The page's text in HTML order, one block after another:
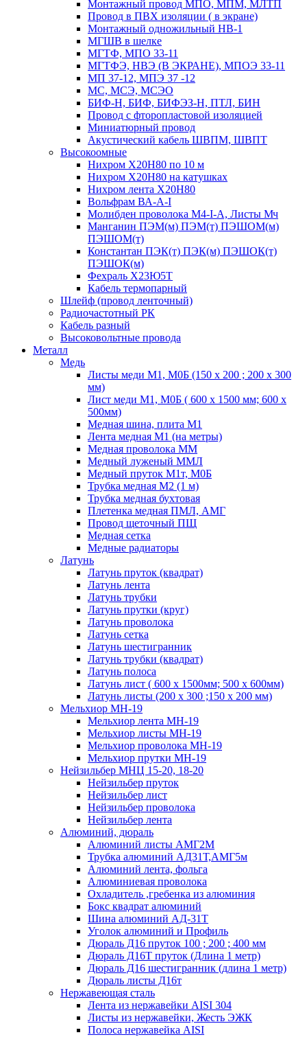
Монтажный провод МПО, МПМ, МЛТП
Провод в ПВХ изоляции ( в экране)
Монтажный одножильный HB-1
МГШВ в шелке
МГТФ, МПО 33-11
МГТФЭ, НВЭ (В ЭКРАНЕ), МПОЭ 33-11
МП 37-12, МПЭ 37 -12
МС, МСЭ, МСЭО
БИФ-Н, БИФ, БИФЭЗ-Н, ПТЛ, БИН
Провод с фторопластовой изоляцией
Миниатюрный провод
Акустический кабель ШВПМ, ШВПТ
Высокоомные
Нихром Х20Н80 по 10 м
Нихром Х20Н80 на катушках
Нихром лента Х20Н80
Вольфрам ВА-А-I
Молибден проволока М4-I-А, Листы Мч
Манганин ПЭМ(м) ПЭМ(т) ПЭШОМ(м)
ПЭШОМ(т)
Константан ПЭК(т) ПЭК(м) ПЭШОК(т)
ПЭШОК(м)
Фехраль Х23Ю5Т
Кабель термопарный
Шлейф (провод ленточный)
Радиочастотный РК
Кабель разный
Высоковольтные провода
Металл
Медь
Листы меди М1, М0Б (150 х 200 ; 200 х 300
мм)
Лист меди М1, М0Б ( 600 х 1500 мм; 600 х
500мм)
Медная шина, плита М1
Лента медная М1 (на метры)
Медная проволока ММ
Медный луженый ММЛ
Медный пруток М1т, М0Б
Трубка медная М2 (1 м)
Трубка медная бухтовая
Плетенка медная ПМЛ, АМГ
Провод щеточный ПЩ
Медная сетка
Медные радиаторы
Латунь
Латунь пруток (квадрат)
Латунь лента
Латунь трубки
Латунь прутки (круг)
Латунь проволока
Латунь сетка
Латунь шестигранник
Латунь трубки (квадрат)
Латунь полоса
Латунь лист ( 600 х 1500мм; 500 х 600мм)
Латунь листы (200 х 300 ;150 х 200 мм)
Мельхиор МН-19
Мельхиор лента МН-19
Мельхиор листы МН-19
Мельхиор проволока МН-19
Мельхиор прутки МН-19
Нейзильбер МНЦ 15-20, 18-20
Нейзильбер пруток
Нейзильбер лист
Нейзильбер проволока
Нейзильбер лента
Алюминий, дюраль
Алюминий листы АМГ2М
Трубка алюминий АД31Т,АМГ5м
Алюминий лента, фольга
Алюминиевая проволока
Охладитель ,гребенка из алюминия
Бокс квадрат алюминий
Шина алюминий АД-31Т
Уголок алюминий и Профиль
Дюраль Д16 пруток 100 ; 200 ; 400 мм
Дюраль Д16Т пруток (Длина 1 метр)
Дюраль Д16 шестигранник (длина 1 метр)
Дюраль листы Д16т
Нержавеющая сталь
Лента из нержавейки AISI 304
Листы из нержавейки, Жесть ЭЖК
Полоса нержавейка АISI